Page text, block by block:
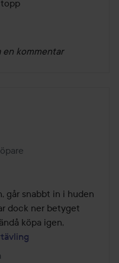
en kommentar
går snabbt in i huden
dock ner betyget
köpa igen,